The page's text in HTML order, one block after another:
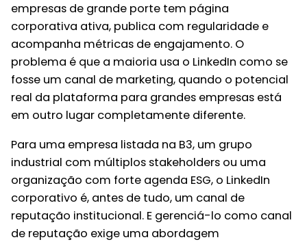
empresas de grande porte tem página
corporativa ativa, publica com regularidade e
acompanha métricas de engajamento. O
problema é que a maioria usa o LinkedIn como se
fosse um canal de marketing, quando o potencial
real da plataforma para grandes empresas está
em outro lugar completamente diferente.
Para uma empresa listada na B3, um grupo
industrial com múltiplos stakeholders ou uma
organização com forte agenda ESG, o LinkedIn
corporativo é, antes de tudo, um canal de
reputação institucional. E gerenciá-lo como canal
de reputação exige uma abordagem